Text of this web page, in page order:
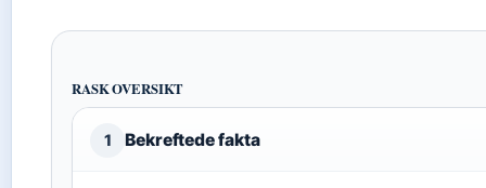
RASK OVERSIKT
1 Bekreftede fakta